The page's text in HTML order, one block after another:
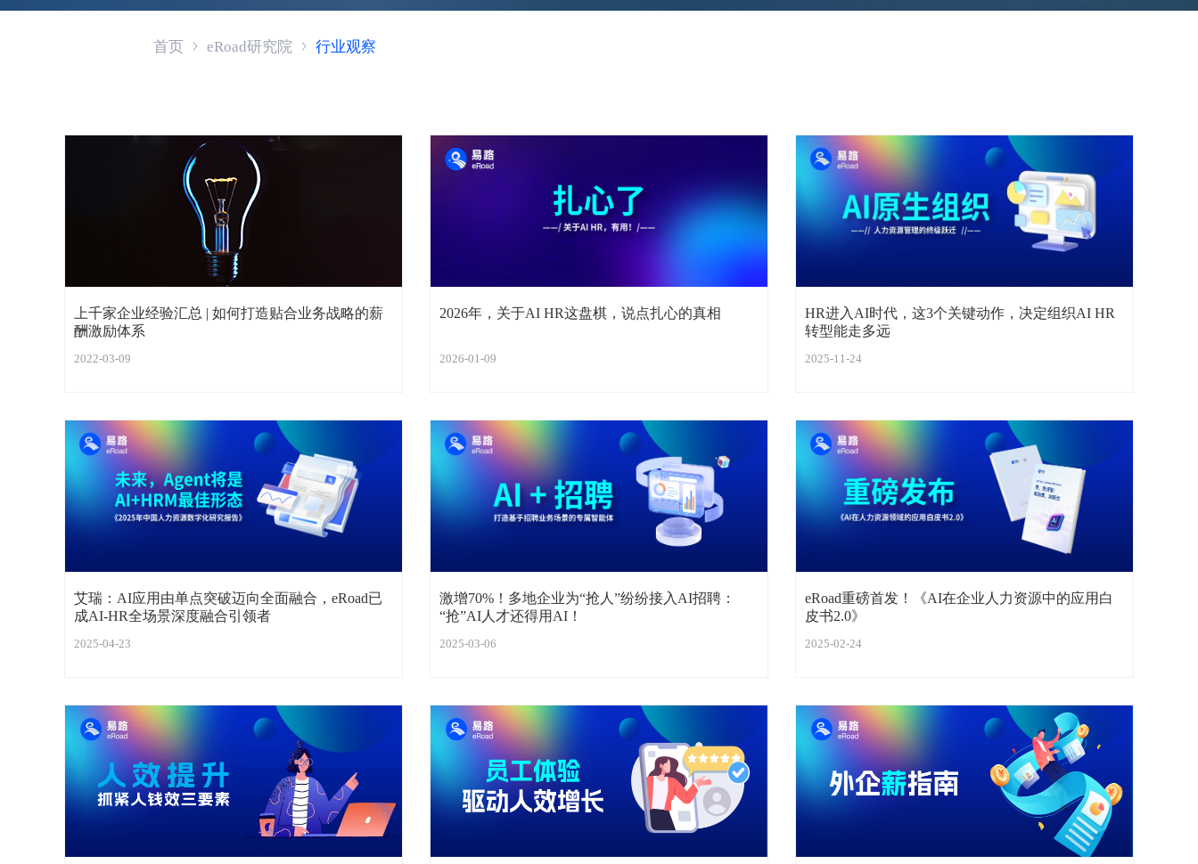
首页 eRoad研究院 行业观察
上千家企业经验汇总 | 如何打造贴合业务战略的薪
酬激励体系
2022-03-09
2026年，关于AI HR这盘棋，说点扎心的真相
2026-01-09
HR进入AI时代，这3个关键动作，决定组织AI HR
转型能走多远
2025-11-24
艾瑞：AI应用由单点突破迈向全面融合，eRoad已
成AI-HR全场景深度融合引领者
2025-04-23
激增70%！多地企业为“抢人”纷纷接入AI招聘：
“抢”AI人才还得用AI！
2025-03-06
eRoad重磅首发！《AI在企业人力资源中的应用白
皮书2.0》
2025-02-24